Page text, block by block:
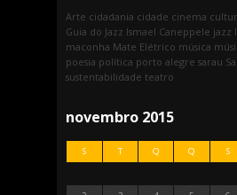
Arte cidadania cidade cinema
Guia do Jazz Ismael Caneppele jazz
maconha Mate Elétrico música
poesia política porto alegre sarau
sustentabilidade teatro
novembro 2015
S T Q Q S